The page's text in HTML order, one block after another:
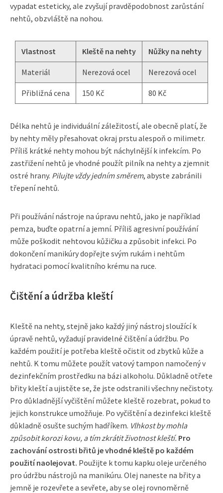
vypadat esteticky, ale zvyšují pravděpodobnost zarůstání
nehtů, obzvláště na nohou.
Vlastnost Kleště na nehty Nůžky na nehty
Materiál Nerezová ocel Nerezová ocel
Přibližná cena 150 Kč 80 Kč
Délka nehtů je individuální záležitostí, ale obecně platí, že
by nehty měly přesahovat okraj prstu alespoň o milimetr.
Příliš krátké nehty mohou být náchylnější k infekcím. Po
zastřižení nehtů je vhodné použít pilník na nehty a zjemnit
ostré hrany. Pilujte vždy jedním směrem, abyste zabránili
třepení nehtů.
Při používání nástroje na úpravu nehtů, jako je například
pemza, buďte opatrní a jemní. Příliš agresivní používání
může poškodit nehtovou kůžičku a způsobit infekci. Po
dokončení manikúry dopřejte svým rukám i nehtům
hydrataci pomocí kvalitního krému na ruce.
Čištění a údržba kleští
Kleště na nehty, stejně jako každý jiný nástroj sloužící k
úpravě nehtů, vyžadují pravidelné čištění a údržbu. Po
každém použití je potřeba kleště očistit od zbytků kůže a
nehtů. K tomu můžete použít vatový tampon namočený v
dezinfekčním prostředku na bázi alkoholu. Důkladně otřete
břity kleští a ujistěte se, že jste odstranili všechny nečistoty.
Pro důkladnější vyčištění můžete kleště rozebrat, pokud to
jejich konstrukce umožňuje. Po vyčištění a dezinfekci kleště
důkladně osušte suchým hadříkem. Vlhkost by mohla
způsobit korozi kovu, a tím zkrátit životnost kleští. Pro
zachování ostrosti břitů je vhodné kleště po každém
použití naolejovat. Použijte k tomu kapku oleje určeného
pro údržbu nástrojů na manikúru. Olej naneste na břity a
jemně je rozevřete a sevřete, aby se olej rovnoměrně